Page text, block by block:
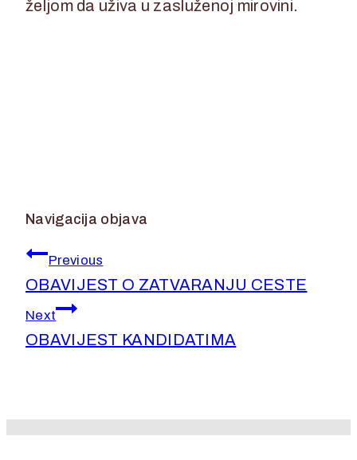
željom da uživa u zasluženoj mirovini.
Navigacija objava
Previous
OBAVIJEST O ZATVARANJU CESTE
Next
OBAVIJEST KANDIDATIMA